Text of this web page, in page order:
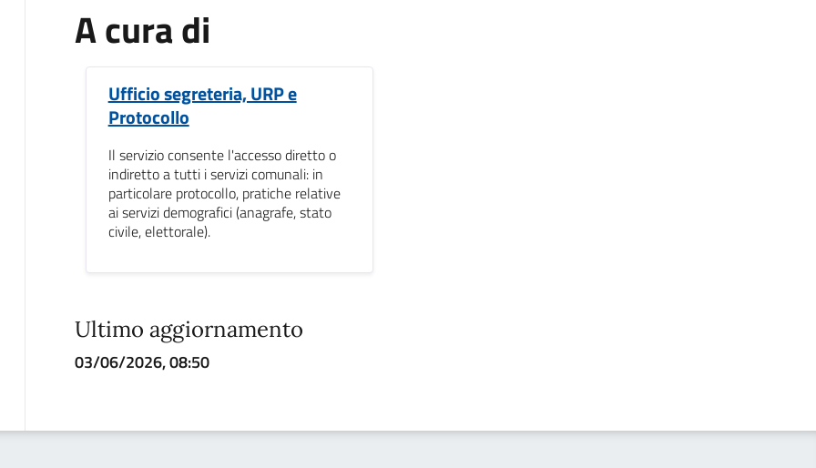
A cura di
Ufficio segreteria, URP e
Protocollo
Il servizio consente l'accesso diretto o
indiretto a tutti i servizi comunali: in
particolare protocollo, pratiche relative
ai servizi demografici (anagrafe, stato
civile, elettorale).
Ultimo aggiornamento
03/06/2026, 08:50